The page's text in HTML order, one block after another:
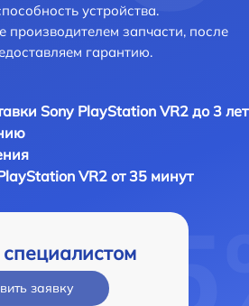
устройства.
запчасти, после
гарантию.
Sony PlayStation VR2 до 3 лет
VR2 от 35 минут
заявку